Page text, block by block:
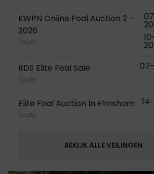
KWPN Online Foal Auction 2 -
2026
foals
RDS Elite Foal Sale
foals
Elite Foal Auction In Elmshorn
foals
BEKIJK ALLE VEILINGEN